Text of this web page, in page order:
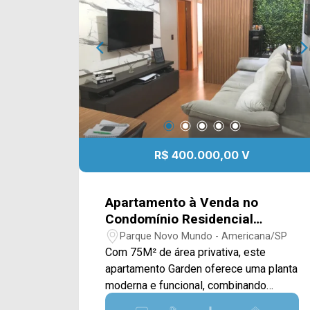
rotina. A sacada com vista para o
condomínio complementa o espaço,
proporcionando ventilação e iluminação
natural aos ambientes. Na área íntima, o
imóvel dispõe de 3 dormitórios e 1
banheiro social. Os ambientes
possuem piso laminado nas áreas
quentes e piso cerâmico nas áreas
manutenção. 03 quartos; 01 banheiro
Cozinha com armários e gabinete; Área
de serviço; Sacada com vista para o
condomínio; Piso laminado nas áreas
quentes; Piso cerâmico nas áreas
molhadas; 01 vaga de garagem. Aceita
financiamento. Localizado no bairro
Dona Regina, em Santa Bárbara
R$ 400.000,00 V
Apartamento à Venda no
Condomínio Residencial
Aquarela
Parque Novo Mundo - Americana/SP
Com 75M² de área privativa, este
apartamento Garden oferece uma planta
moderna e funcional, combinando
ambientes bem distribuídos, área